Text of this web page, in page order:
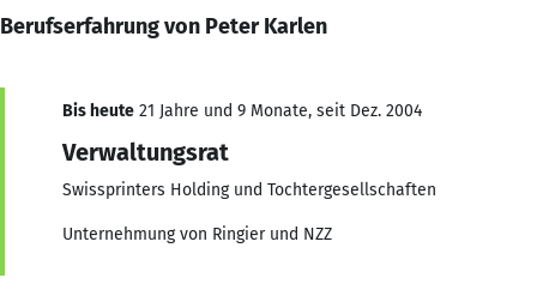
Berufserfahrung von Peter Karlen
Bis heute 21 Jahre und 9 Monate, seit Dez. 2004
Verwaltungsrat
Swissprinters Holding und Tochtergesellschaften
Unternehmung von Ringier und NZZ